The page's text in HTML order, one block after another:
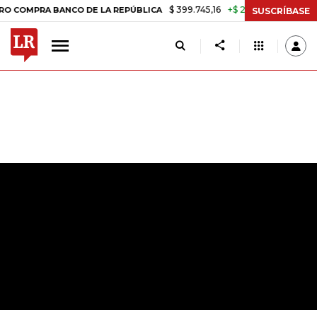
BANCO DE LA REPÚBLICA $ 399.745,16 +$ 2.295,71 +0,58%
SUSCRÍBASE